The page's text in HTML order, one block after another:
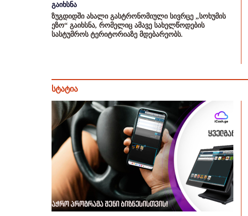
გაიხსნა
ზუგდიდში ახალი გასტრონომიული სივრცე „სოხუმის
ეზო“ გაიხსნა, რომელიც ამავე სახელწოდების
სასტუმროს ტერიტორიაზე მდებარეობს.
სტატია